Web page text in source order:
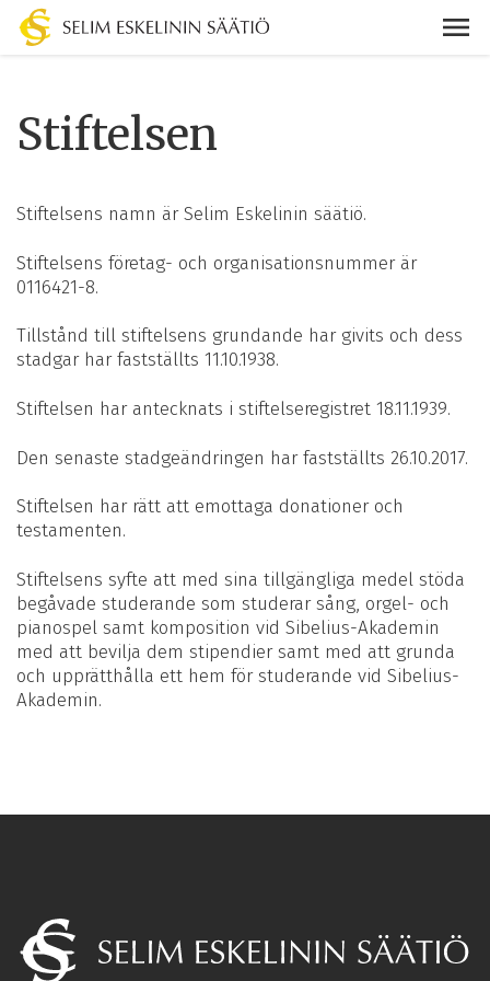
Stiftelsen
Stiftelsens namn är Selim Eskelinin säätiö.
Stiftelsens företag- och organisationsnummer är
0116421-8.
Tillstånd till stiftelsens grundande har givits och dess
stadgar har fastställts 11.10.1938.
Stiftelsen har antecknats i stiftelseregistret 18.11.1939.
Den senaste stadgeändringen har fastställts 26.10.2017.
Stiftelsen har rätt att emottaga donationer och
testamenten.
Stiftelsens syfte att med sina tillgängliga medel stöda
begåvade studerande som studerar sång, orgel- och
pianospel samt komposition vid Sibelius-Akademin
med att bevilja dem stipendier samt med att grunda
och upprätthålla ett hem för studerande vid Sibelius-
Akademin.